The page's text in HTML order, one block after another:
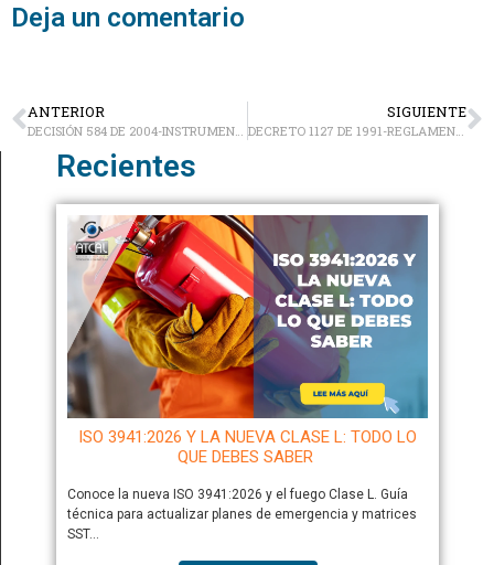
Deja un comentario
ANTERIOR SIGUIENTE
DECRETO 1127 DE 1991-REGLAMENTACIÓN DE LOS ARTÍCULOS 3 Y 21 DE LA LEY 50 DE 1990
Recientes
ISO 3941:2026 Y LA NUEVA CLASE L: TODO LO
QUE DEBES SABER
Conoce la nueva ISO 3941:2026 y el fuego Clase L. Guía
técnica para actualizar planes de emergencia y matrices
SST…